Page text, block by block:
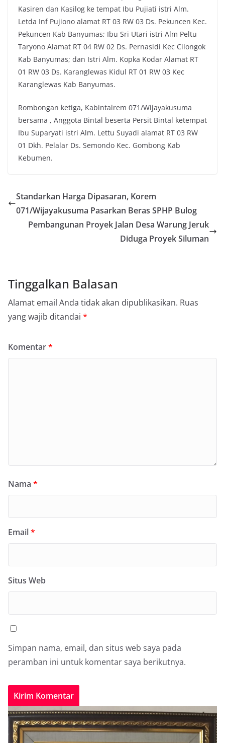
Kasiren dan Kasilog ke tempat Ibu Pujiati istri Alm.
Letda Inf Pujiono alamat RT 03 RW 03 Ds. Pekuncen Kec.
Pekuncen Kab Banyumas; Ibu Sri Utari istri Alm Peltu
Taryono Alamat RT 04 RW 02 Ds. Pernasidi Kec Cilongok
Kab Banyumas; dan Istri Alm. Kopka Kodar Alamat RT
01 RW 03 Ds. Karanglewas Kidul RT 01 RW 03 Kec
Karanglewas Kab Banyumas.
Rombongan ketiga, Kabintalrem 071/Wijayakusuma
bersama , Anggota Bintal beserta Persit Bintal ketempat
Ibu Suparyati istri Alm. Lettu Suyadi alamat RT 03 RW
01 Dkh. Pelalar Ds. Semondo Kec. Gombong Kab
Kebumen.
Standarkan Harga Dipasaran, Korem
071/Wijayakusuma Pasarkan Beras SPHP Bulog
Pembangunan Proyek Jalan Desa Warung Jeruk
Diduga Proyek Siluman
Tinggalkan Balasan
Alamat email Anda tidak akan dipublikasikan. Ruas
yang wajib ditandai *
Komentar*
Nama *
Email*
Situs Web
Simpan nama, email, dan situs web saya pada
peramban ini untuk komentar saya berikutnya.